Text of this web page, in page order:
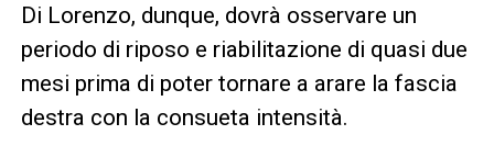
Di Lorenzo, dunque, dovrà osservare un
periodo di riposo e riabilitazione di quasi due
mesi prima di poter tornare a arare la fascia
destra con la consueta intensità.